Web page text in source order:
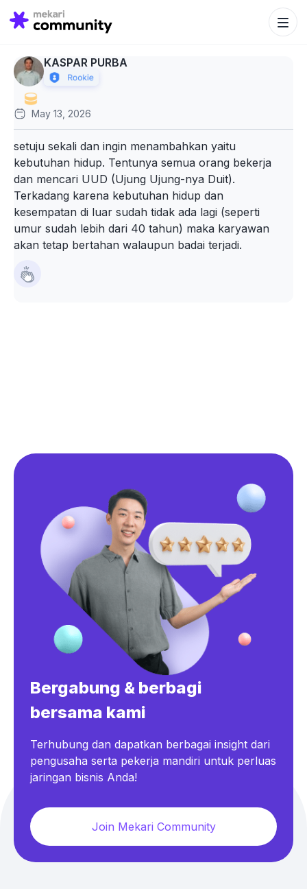
Search
for:
Search
KASPAR PURBA
May 13, 2026
setuju sekali dan ingin menambahkan yaitu
kebutuhan hidup. Tentunya semua orang bekerja
dan mencari UUD (Ujung Ujung-nya Duit).
Terkadang karena kebutuhan hidup dan
kesempatan di luar sudah tidak ada lagi (seperti
umur sudah lebih dari 40 tahun) maka karyawan
akan tetap bertahan walaupun badai terjadi.
Bergabung & berbagi
bersama kami
Terhubung dan dapatkan berbagai insight dari
pengusaha serta pekerja mandiri untuk perluas
jaringan bisnis Anda!
Join Mekari Community